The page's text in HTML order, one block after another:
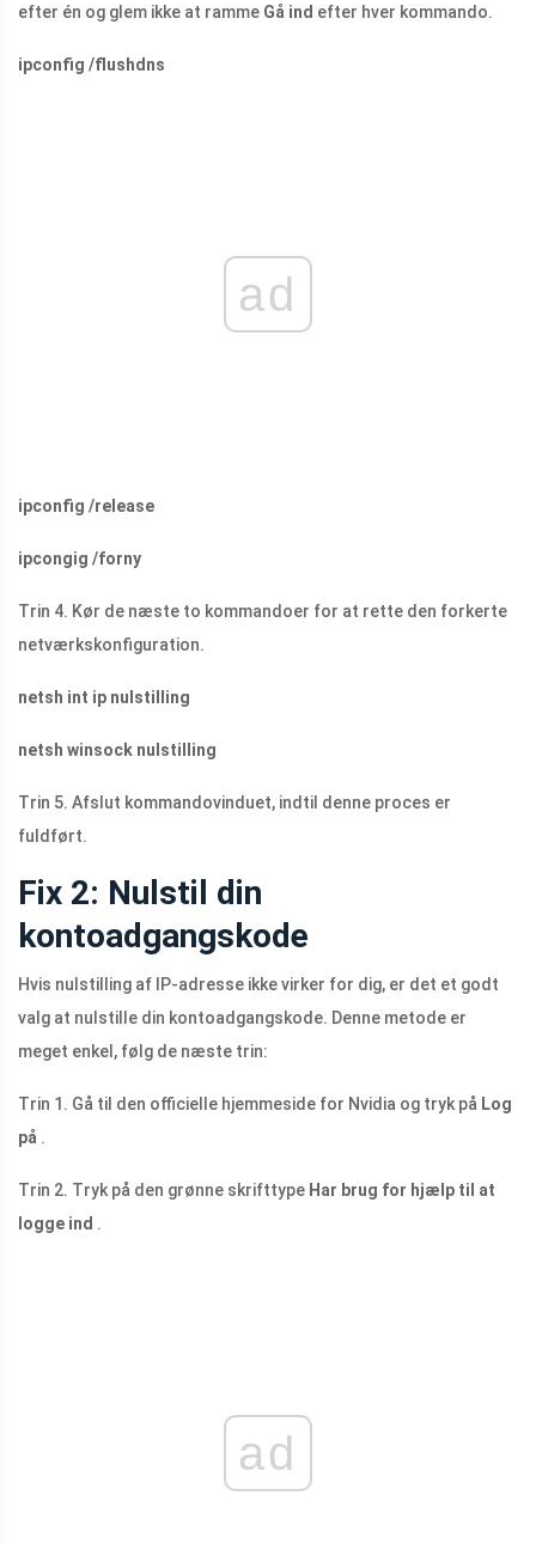
efter én og glem ikke at ramme Gå ind efter hver kommando.
ipconfig /flushdns
ad
ipconfig /release
ipcongig /forny
Trin 4. Kør de næste to kommandoer for at rette den forkerte
netværkskonfiguration.
netsh int ip nulstilling
netsh winsock nulstilling
Trin 5. Afslut kommandovinduet, indtil denne proces er
fuldført.
Fix 2: Nulstil din
kontoadgangskode
Hvis nulstilling af IP-adresse ikke virker for dig, er det et godt
valg at nulstille din kontoadgangskode. Denne metode er
meget enkel, følg de næste trin:
Trin 1. Gå til den officielle hjemmeside for Nvidia og tryk på Log
på .
Trin 2. Tryk på den grønne skrifttype Har brug for hjælp til at
logge ind .
ad